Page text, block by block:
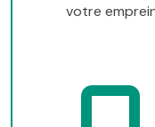
votre